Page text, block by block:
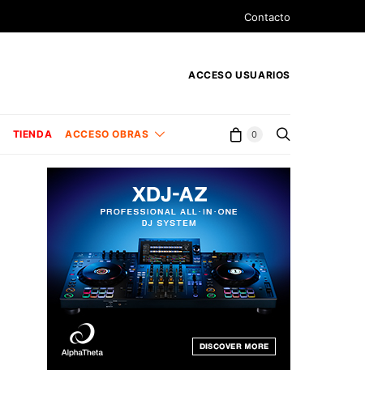
Contacto
ACCESO USUARIOS
TIENDA ACCESO OBRAS 0